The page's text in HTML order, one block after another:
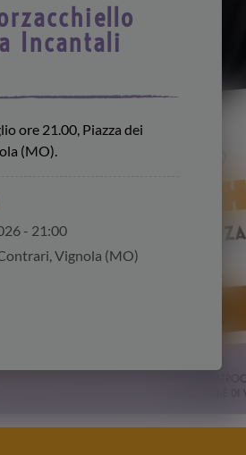
Incantali
ore 21.00, Piazza dei
(MO).
- 21:00
Vignola (MO)